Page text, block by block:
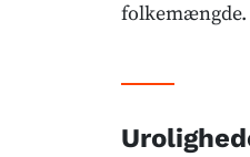
folkemængde.